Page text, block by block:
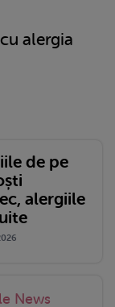
alergia
de pe
alergiile
News